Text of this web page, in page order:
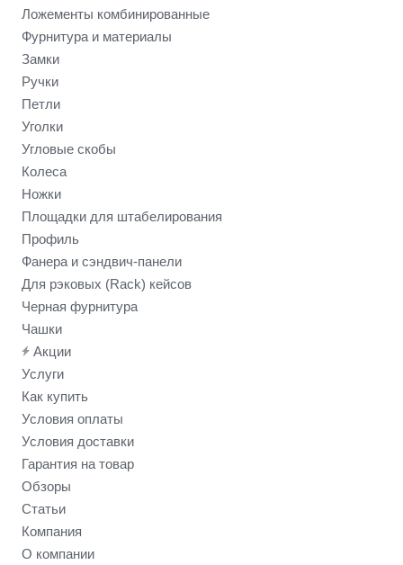
Ложементы комбинированные
Фурнитура и материалы
Замки
Ручки
Петли
Уголки
Угловые скобы
Колеса
Ножки
Площадки для штабелирования
Профиль
Фанера и сэндвич-панели
Для рэковых (Rack) кейсов
Черная фурнитура
Чашки
Акции
Услуги
Как купить
Условия оплаты
Условия доставки
Гарантия на товар
Обзоры
Статьи
Компания
О компании